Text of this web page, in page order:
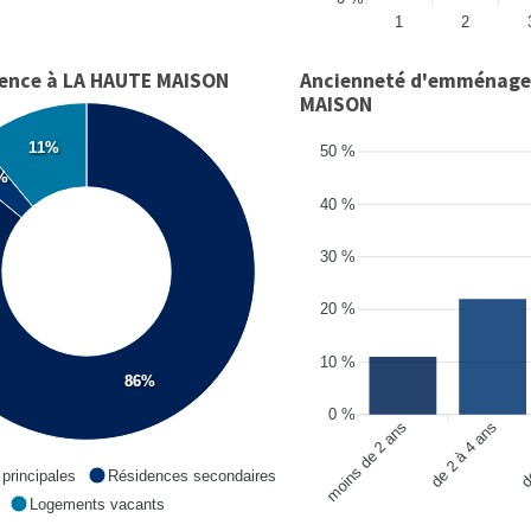
1
2
à LA HAUTE MAISON
86%
11%
Résidences secondaires
Logements vacants
Ancienneté
MAISON
50 %
40 %
30 %
20 %
10 %
0 %
moins de 2 ans de 2 à 4 ans